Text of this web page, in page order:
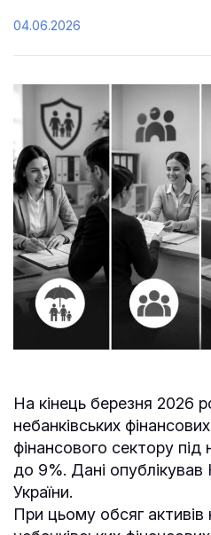
04.06.2026
На кінець березня 2026
небанківських
фінансового сектору
до 9%. Дані опублікував
України.
При цьому обсяг активів